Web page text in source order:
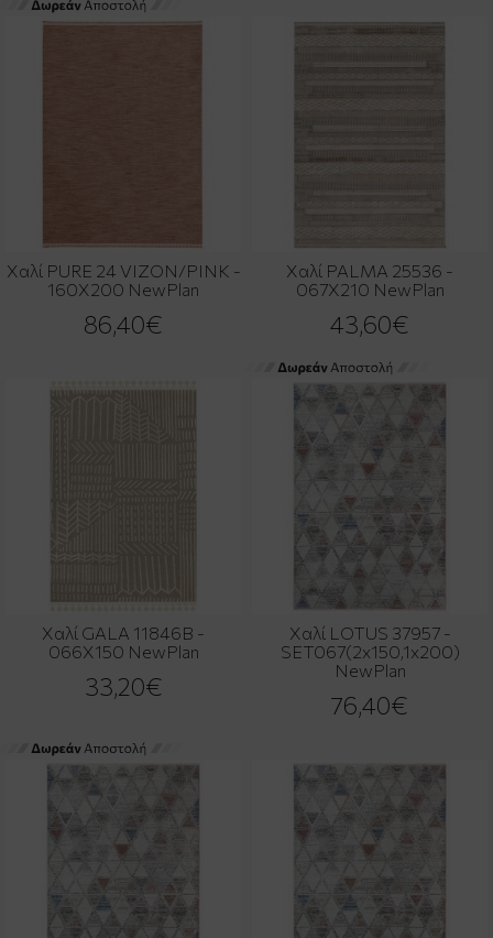
Χαλί PURE 24 VIZON/PINK -
160X200 NewPlan
86,40€
Χαλί PALMA 25536 -
067X210 NewPlan
43,60€
Χαλί GALA 11846B -
066X150 NewPlan
33,20€
Χαλί LOTUS 37957 -
SET067(2x150,1x200)
NewPlan
76,40€